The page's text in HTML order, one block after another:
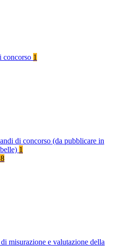
concorso 1
di concorso (da pubblicare in
1
di misurazione e valutazione della